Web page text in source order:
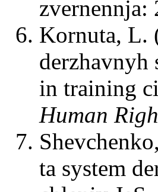
Kornuta, L.
derzhavnyh
in training
Human
ta system